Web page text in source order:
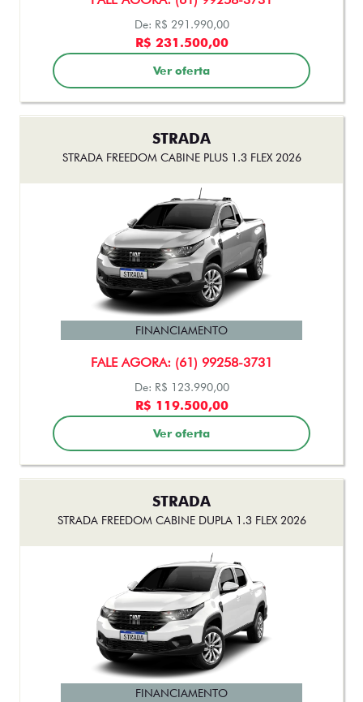
STRADA
FALE AGORA: (61) 99258-3731
FINANCIAMENTO
De: R$ 123.990,00
R$ 119.500,00
Ver oferta
STRADA
STRADA FREEDOM CABINE DUPLA 1.3 FLEX 2026
FALE AGORA: (61) 99258-3731
FINANCIAMENTO
De: R$ 133.490,00
R$ 112.990,00